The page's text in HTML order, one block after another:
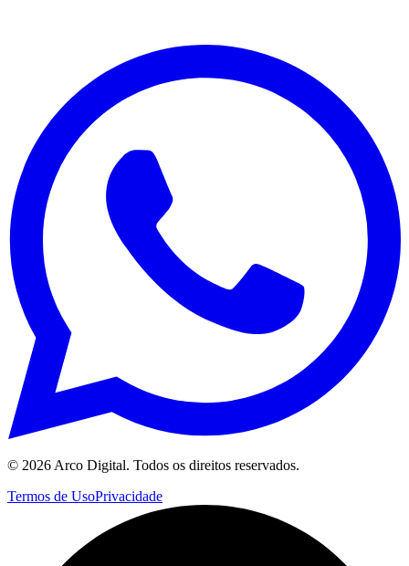
© 2026 Arco Digital. Todos os direitos reservados.
Termos de UsoPrivacidade